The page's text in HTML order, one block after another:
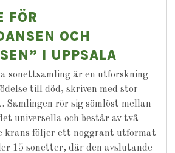
FÖR
OCH
I UPPSALA
sonettsamling är en utforskning
till död, skriven med stor
Samlingen rör sig sömlöst mellan
universella och består av två
krans följer ett noggrant utformat
15 sonetter, där den avslutande